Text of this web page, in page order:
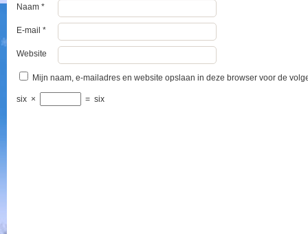
Naam*
E-mail*
Website
Mijn naam, e-mailadres en website opslaan in deze browser voor de
six × = six